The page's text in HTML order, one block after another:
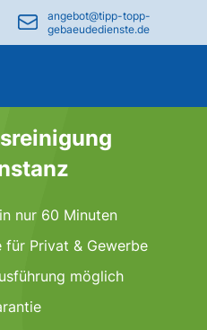
angebot@tipp-topp-
gebaeudedienste.de
nur 60 Minuten
für Privat & Gewerbe
möglich